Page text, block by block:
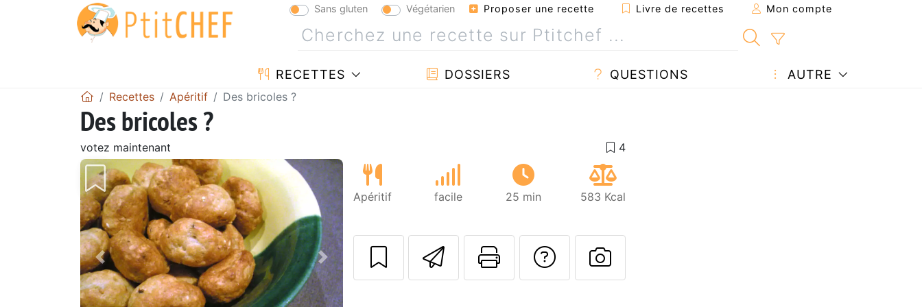
Sans gluten Végétarien Proposer une recette Livre de recettes Mon compte
RECETTES DOSSIERS QUESTIONS AUTRE
Recettes Apéritif Des bricoles ?
Des bricoles ?
votez maintenant
Précédent Suivant
Apéritif facile 25 min 583 Kcal
Envoyer cette recette à un ami
Imprimer cette page
Poser une question à l'auteur
Publier votre photo de cette